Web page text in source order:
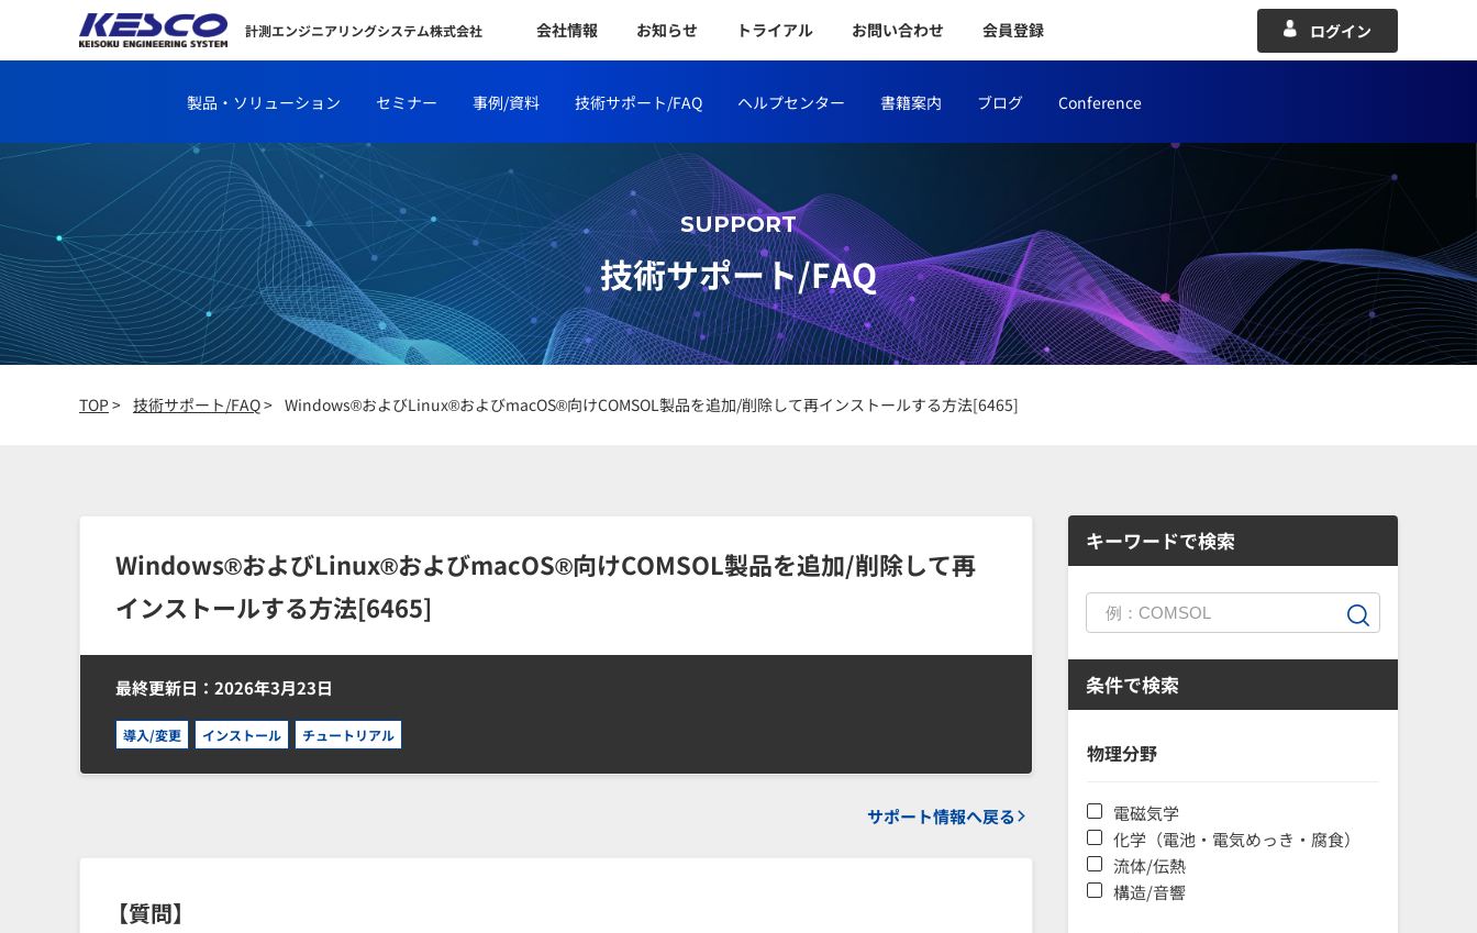
計測エンジニアリングシステム株式会社 会社情報 お知らせ トライアル お問い合わせ 会員登録 ログイン
製品・ソリューション セミナー 事例/資料 技術サポート/FAQ ヘルプセンター 書籍案内 ブログ Conference
SUPPORT
技術サポート/FAQ
TOP> 技術サポート/FAQ> Windows®およびLinux®およびmacOS®向けCOMSOL製品を追加/削除して再インストールする方法[6465]
Windows®およびLinux®およびmacOS®向けCOMSOL製品を追加/削除して再
インストールする方法[6465]
最終更新日：2026年3月23日
導入/変更 インストール チュートリアル
サポート情報へ戻る
【質問】
キーワードで検索
条件で検索
物理分野
電磁気学
化学（電池・電気めっき・腐食）
流体/伝熱
構造/音響